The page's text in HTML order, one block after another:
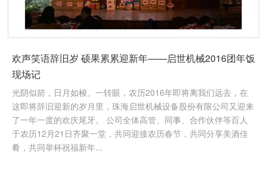
欢声笑语辞旧岁 硕果累累迎新年——启世机械2016团年饭
现场记
光阴似箭，日月如梭。一转眼，农历2016年即将离我们远去，在
这即将辞旧迎新的岁月里，珠海启世机械设备股份有限公司又迎来
了一年一度的欢庆尾牙。 公司全体高管、同事、合作伙伴等百人
于农历12月21日齐聚一堂，共同迎接农历春节，共同分享美酒佳
肴，共同举杯祝福新年...